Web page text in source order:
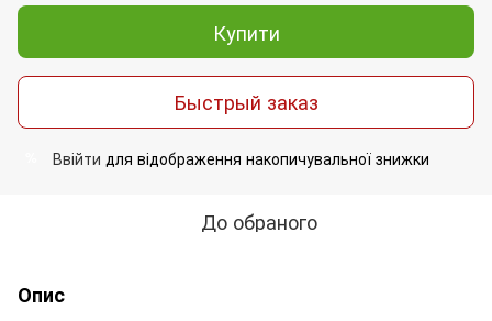
Купити
Быстрый заказ
Ввійти для відображення накопичувальної знижки
До обраного
Опис